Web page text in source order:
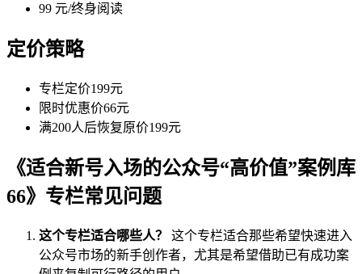
99 元/终身阅读
定价策略
专栏定价199元
限时优惠价66元
满200人后恢复原价199元
《适合新号入场的公众号“高价值”案例库
66》专栏常见问题
这个专栏适合哪些人？
这个专栏适合那些希望快速进入
公众号市场的新手创作者，尤其是希望借助已有成功案